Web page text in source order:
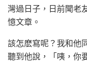
灣過日子，日前聞老
憶文章。
該怎麽寫呢？我和他
聽到他說，「咦，你